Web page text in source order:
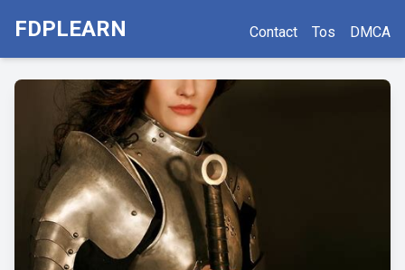
FDPLEARN Contact Tos DMCA